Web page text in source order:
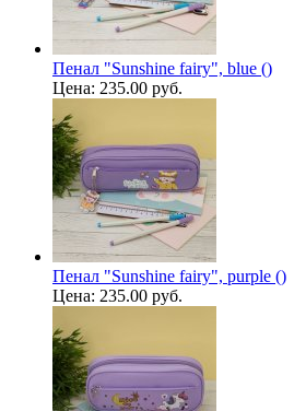
Пенал "Sunshine fairy", blue ()
Цена: 235.00 руб.
Пенал "Sunshine fairy", purple ()
Цена: 235.00 руб.